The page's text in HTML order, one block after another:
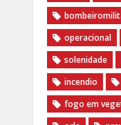
operacional
solenidade
incendio
fogo em